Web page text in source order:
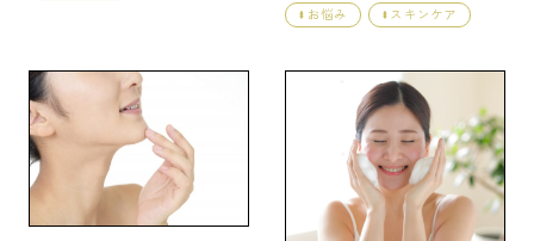
お悩み スキンケア